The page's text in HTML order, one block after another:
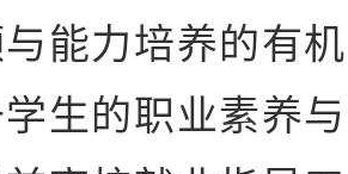
能力培养的有
生的职业素养